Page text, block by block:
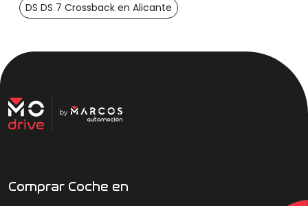
DS DS 7 Crossback en Alicante
Comprar Coche en